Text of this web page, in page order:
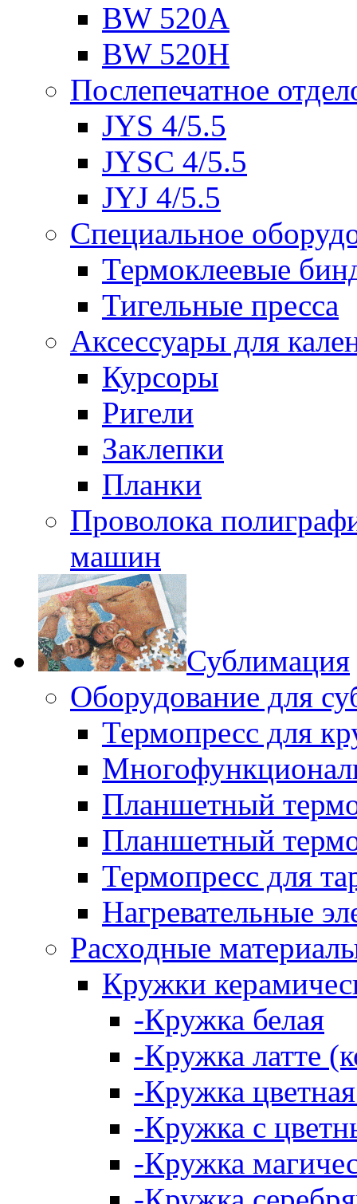
BW 520A
BW 520H
Послепечатное
JYS 4/5.5
JYSC 4/5.5
JYJ 4/5.5
Специальное
Термоклеевые
Тигельные пресса
Аксессуары для
Курсоры
Ригели
Заклепки
Планки
Проволока
машин
Сублимация
Оборудование для
Термопресс для
Планшетный
Планшетный
Термопресс для
Нагревательные
Расходные
Кружки
-Кружка белая
-Кружка латте
-Кружка
-Кружка с
-Кружка